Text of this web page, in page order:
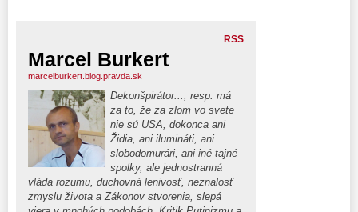
RSS
Marcel Burkert
marcelburkert.blog.pravda.sk
Dekonšpirátor..., resp. má
za to, že za zlom vo svete
nie sú USA, dokonca ani
Židia, ani ilumináti, ani
slobodomurári, ani iné tajné
spolky, ale jednostranná
vláda rozumu, duchovná lenivosť, neznalosť
zmyslu života a Zákonov stvorenia, slepá